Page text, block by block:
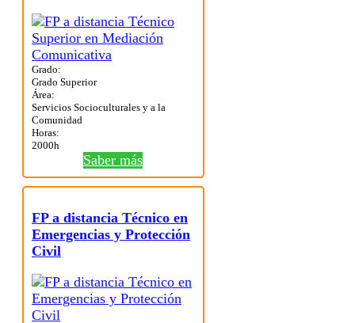
Grado:
Grado Superior
Área:
Servicios Socioculturales y a la
Comunidad
Horas:
2000h
Saber más
FP a distancia Técnico en
Emergencias y Protección
Civil